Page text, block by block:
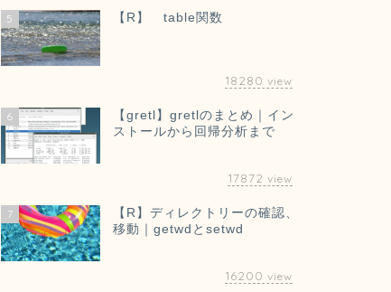
5 【R】 table関数
18280 view
6
【gretl】gretlのまとめ｜イン
ストールから回帰分析まで
17872 view
7
【R】ディレクトリーの確認、
移動｜getwdとsetwd
16200 view